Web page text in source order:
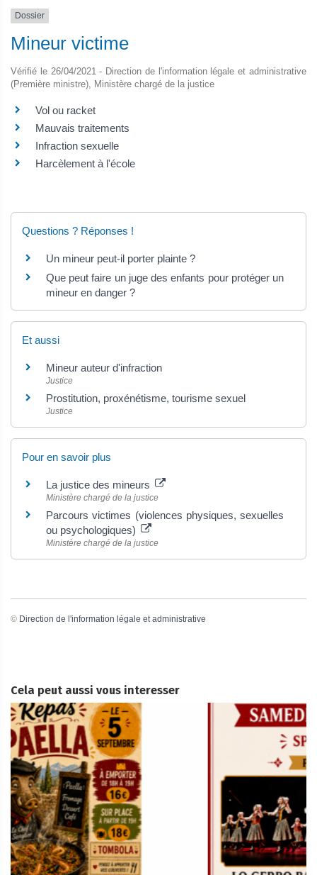
Dossier
Mineur victime
Vérifié le 26/04/2021 - Direction de l'information légale et administrative
(Première ministre), Ministère chargé de la justice
Vol ou racket
Mauvais traitements
Infraction sexuelle
Harcèlement à l'école
Questions ? Réponses !
Un mineur peut-il porter plainte ?
Que peut faire un juge des enfants pour protéger un
mineur en danger ?
Et aussi
Mineur auteur d'infraction
Justice
Prostitution, proxénétisme, tourisme sexuel
Justice
Pour en savoir plus
La justice des mineurs
Ministère chargé de la justice
Parcours victimes (violences physiques, sexuelles
ou psychologiques)
Ministère chargé de la justice
© Direction de l'information légale et administrative
Cela peut aussi vous interesser